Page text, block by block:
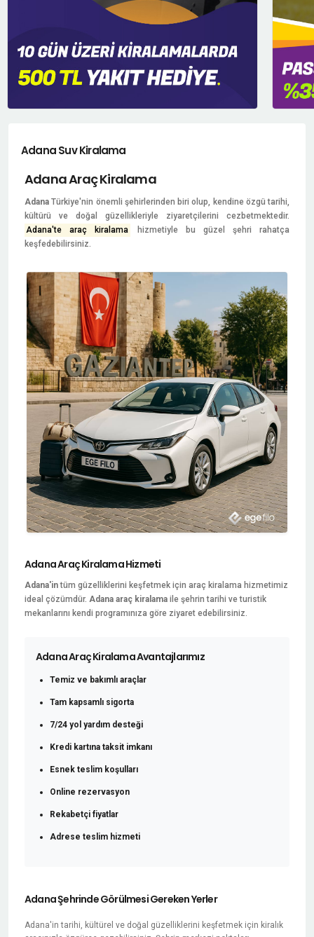
Adana Suv Kiralama
Adana Araç Kiralama
Adana Türkiye'nin önemli şehirlerinden biri olup, kendine özgü tarihi,
kültürü ve doğal güzellikleriyle ziyaretçilerini cezbetmektedir.
Adana'te araç kiralama
hizmetiyle bu güzel şehri rahatça
keşfedebilirsiniz.
Adana Araç Kiralama Hizmeti
Adana'intüm güzelliklerini keşfetmek için araç kiralama hizmetimiz
ideal çözümdür. Adana araç kiralama ile şehrin tarihi ve turistik
mekanlarını kendi programınıza göre ziyaret edebilirsiniz.
Adana Araç Kiralama Avantajlarımız
Temiz ve bakımlı araçlar
Tam kapsamlı sigorta
7/24 yol yardım desteği
Kredi kartına taksit imkanı
Esnek teslim koşulları
Online rezervasyon
Rekabetçi fiyatlar
Adrese teslim hizmeti
Adana Şehrinde Görülmesi Gereken Yerler
Adana'in tarihi, kültürel ve doğal güzelliklerini keşfetmek için kiralık